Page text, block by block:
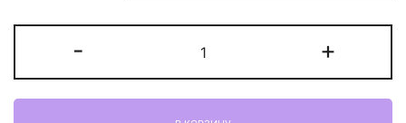
-
товара
Osmassino
+